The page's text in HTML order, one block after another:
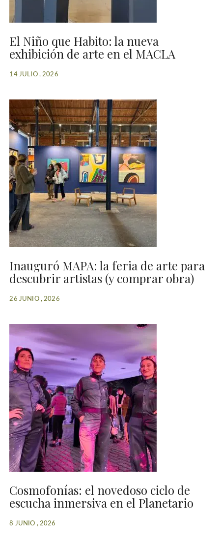
El Niño que Habito: la nueva
exhibición de arte en el MACLA
14 JULIO , 2026
Inauguró MAPA: la feria de arte para
descubrir artistas (y comprar obra)
26 JUNIO , 2026
Cosmofonías: el novedoso ciclo de
escucha inmersiva en el Planetario
8 JUNIO , 2026